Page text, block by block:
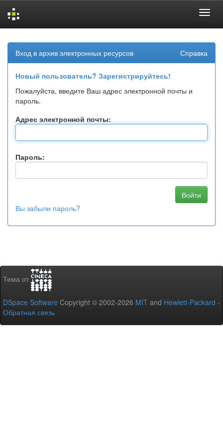
navigation
Вход в архив электронных ресурсов Справка
Новый пользователь? Зарегистрируйтесь!
Пожалуйста, введите Ваш адрес электронной почты и
пароль.
Адрес электронной почты:
Пароль:
Вы забыли пароль?
Тема от
DSpace Software Copyright © 2002-2026 MIT and Hewlett-Packard -
Обратная связь